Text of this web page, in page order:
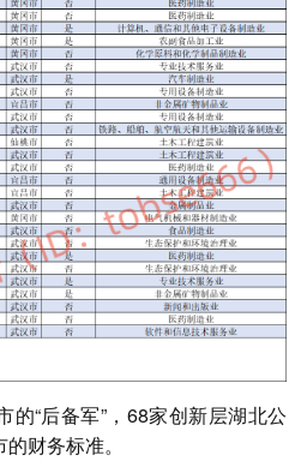
的“后备军”，68家创新层湖北公
财务标准。